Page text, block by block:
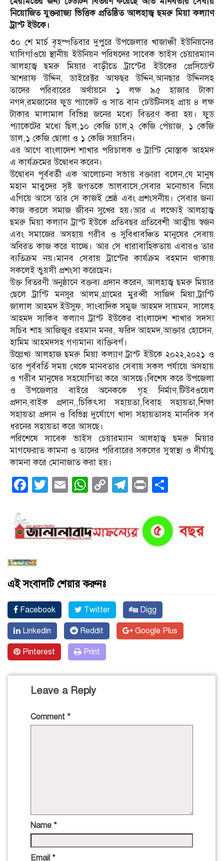
নিয়োজিত যুক্তরাজ্য ভিত্তিক প্রতিষ্ঠিত আলহাজ্ব ছমরু মিয়া কল্যাণ
ট্রাস্ট ইউকে।
৩০ শে মার্চ বৃহস্পতিবার দুপুরে উপজেলার খাজাঞ্চী ইউনিয়নের
ঘাসিগাঁওয়ে স্থানীয় ইউনিয়ন পরিষদের সাবেক ভাইস চেয়ারম্যান
আলহাজ্ব ছমরু মিয়ার বাড়ীতে ট্রাস্টের ইউকের প্রেসিডেন্ট
আশরাফ উদ্দিন, ডাইরেক্টর আফছর উদ্দিন,আনছার উদ্দিনসহ
তাদের পরিবারের অর্থায়নে ১ লক্ষ ৯৫ হাজার টাকা
নগদ,রমজানের ফুড প্যাকেট ও সাত বান ঢেউটিনসহ প্রায় ৪ লক্ষ
টাকার মালামাল বিভিন্ন জনের মধ্যে বিতরণ করা হয়। ফুড
প্যাকেটের মধ্যে ছিল,১০ কেজি চাল,২ কেজি পেঁয়াজ, ১ কেজি
ডাল,১ কেজি ছোলা ও ১ কেজি সয়াবিন।
এর আগে বাংলাদেশ শাখার পরিচালক ও ট্রাস্টি মোস্তাক আহমদ
এ কার্যক্রমের উদ্বোধন করেন।
উদ্বোধন পূর্ববর্তী এক আলোচনা সভায় বক্তারা বলেন,যে মানুষ
মহান মাবুদের সৃষ্ট জগতকে ভালবাসে,সেবার মনোভাব নিয়ে
এগিয়ে আসে তার সে কাজই শ্রেষ্ঠ এবং প্রশংসনীয়। সেবার জন্য
কাজ করলে সমাজ জীবন সুখের হয়।আর এ লক্ষ্যেই আলহাজ্ব
ছমরু মিয়া কল্যান ট্রাস্ট ইউকে প্রতিবছর প্রতিবেশী আত্মীয় স্বজন
এবং সমাজের অসহায় গরীব ও সুবিধাবঞ্চিত মানুষের সেবায়
অবিরত কাজ করে যাচ্ছে। আর সে ধারাবাহিকতায় এবারও তার
ব্যতিক্রম নয়।মানব সেবায় ট্রাস্টের কার্যক্রম বহমান থাকায়
সকলেই ভুয়সী প্রশংসা করেছেন।
উক্ত বিতরণী অনুষ্ঠানে বক্তব্য প্রদান করেন, আলহাজ্ব ছমরু মিয়ার
ছেলে ট্রাস্টি মনসুর আলম,গ্রামের মুরব্বী সাজিদ মিয়া,ট্রাস্টি
জালাল আহমদ ইউসুফ, সাংবাদিক সমুজ আহমদ সায়মন, সালেহ
আহমদ সাকিব কল্যাণ ট্রাস্ট ইউকের বাংলাদেশ শাখার সদস্য
সচিব শাহ আজিজুর রহমান মনর, ফরিদ আহমদ,আক্তার হোসেন,
হামিম আহমদসহ গণ্যমান্য ব্যক্তিবর্গ।
উল্লেখ্য আলহাজ ছমরু মিয়া কল্যাণ ট্রাস্ট ইউকে ২০২২,২০২১ ও
তার পূর্ববর্তি সময় থেকে মানবতার সেবায় সকল পর্যায়ে অসহায়
ও গরীব মানুষের সহযোগিতা করে আসছে।বিশেষ করে উপজেলা
ও উপজেলার বাইরে অনেককে গৃহ নির্মাণ,টিউবওয়েল
প্রদান,বাইক প্রদান,,চিকিৎসা সহায়তা,বিবাহ সহায়তা,শিক্ষা
সহায়তা প্রদান ও বিভিন্ন দুর্যোগে খাদ্য সহায়তাসহ মানবিক সব
ধরনের সহায়তা করে আসছে।
পরিশেষে সাবেক ভাইস চেয়ারম্যান আলহাজ্ব ছমরু মিয়ার
মাগফেরাত কামনা ও তাদের পরিবারের সকলের সুস্বাস্থ্য ও দীর্ঘায়ু
কামনা করে মোনাজাত করা হয়।
Facebook
Twitter
EmailWhatsApp
CopyTelegram
Print
এই সংবাদটি শেয়ার করুনঃ
Facebook Twitter Digg
Linkedin Reddit Google Plus
Pinterest Print
Leave a Reply
Comment *
Name *
Email *